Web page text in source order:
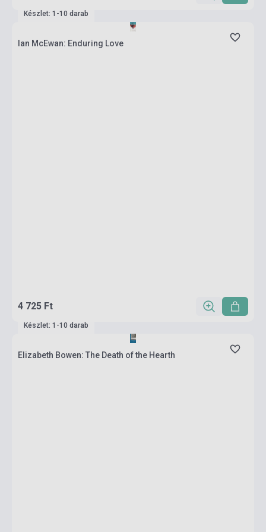
Készlet: 1-10 darab
Ian McEwan: Enduring Love
4 725 Ft
Készlet: 1-10 darab
Elizabeth Bowen: The Death of the Hearth